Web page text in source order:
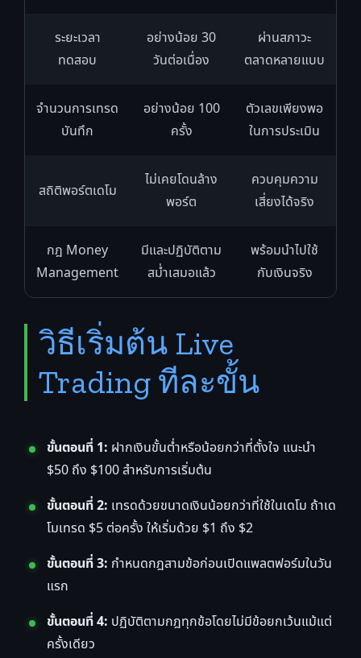
ระยะเวลา
ทดสอบ
อย่างน้อย 30
วันต่อเนื่อง
ผ่านสภาวะ
ตลาดหลายแบบ
จำนวนการเทรด
บันทึก
อย่างน้อย 100
ครั้ง
ตัวเลขเพียงพอ
ในการประเมิน
สถิติพอร์ตเดโม
ไม่เคยโดนล้าง
พอร์ต
ควบคุมความ
เสี่ยงได้จริง
กฎ Money
Management
มีและปฏิบัติตาม
สม่ำเสมอแล้ว
พร้อมนำไปใช้
กับเงินจริง
วิธีเริ่มต้น Live
Trading ทีละขั้น
ขั้นตอนที่ 1: ฝากเงินขั้นต่ำหรือน้อยกว่าที่ตั้งใจ แนะนำ
$50 ถึง $100 สำหรับการเริ่มต้น
ขั้นตอนที่ 2: เทรดด้วยขนาดเงินน้อยกว่าที่ใช้ในเดโม ถ้าเด
โมเทรด $5 ต่อครั้ง ให้เริ่มด้วย $1 ถึง $2
ขั้นตอนที่ 3: กำหนดกฎสามข้อก่อนเปิดแพลตฟอร์มในวัน
แรก
ขั้นตอนที่ 4: ปฏิบัติตามกฎทุกข้อโดยไม่มีข้อยกเว้นแม้แต่
ครั้งเดียว